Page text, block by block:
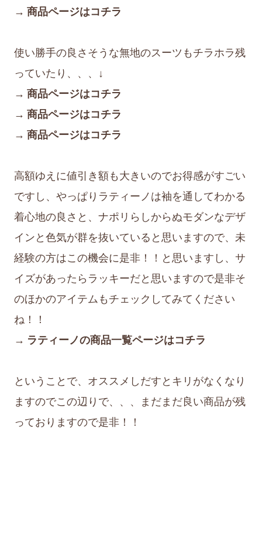
→ 商品ページはコチラ
使い勝手の良さそうな無地のスーツもチラホラ残
っていたり、、、↓
→ 商品ページはコチラ
→ 商品ページはコチラ
→ 商品ページはコチラ
高額ゆえに値引き額も大きいのでお得感がすごい
ですし、やっぱりラティーノは袖を通してわかる
着心地の良さと、ナポリらしからぬモダンなデザ
インと色気が群を抜いていると思いますので、未
経験の方はこの機会に是非！！と思いますし、サ
イズがあったらラッキーだと思いますので是非そ
のほかのアイテムもチェックしてみてください
ね！！
→ ラティーノの商品一覧ページはコチラ
ということで、オススメしだすとキリがなくなり
ますのでこの辺りで、、、まだまだ良い商品が残
っておりますので是非！！